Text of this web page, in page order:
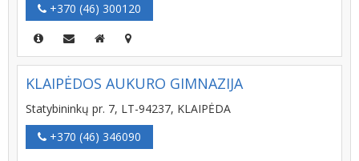
+370 (46) 300120
KLAIPĖDOS AUKURO GIMNAZIJA
Statybininkų pr. 7, LT-94237, KLAIPĖDA
+370 (46) 346090